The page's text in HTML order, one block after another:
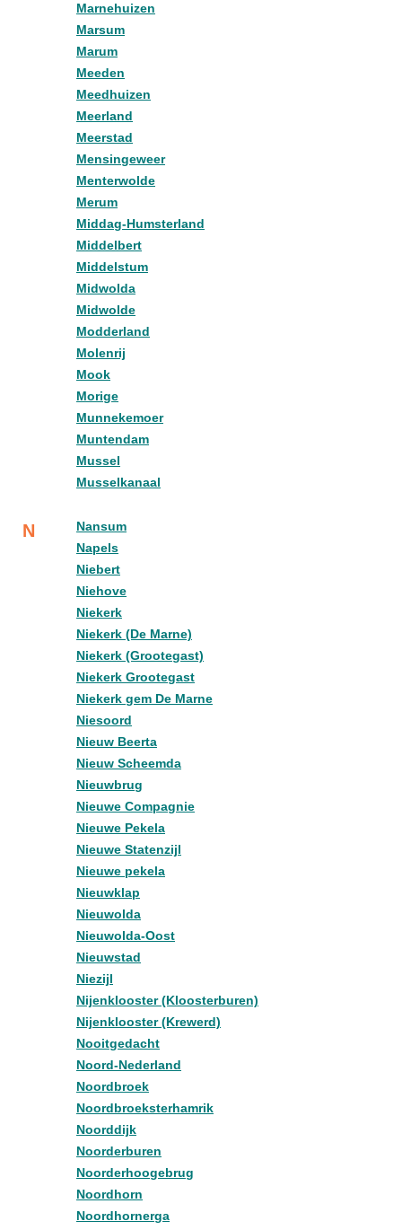
Marnehuizen
Marsum
Marum
Meeden
Meedhuizen
Meerland
Meerstad
Mensingeweer
Menterwolde
Merum
Middag-Humsterland
Middelbert
Middelstum
Midwolda
Midwolde
Modderland
Molenrij
Mook
Morige
Munnekemoer
Muntendam
Mussel
Musselkanaal
N
Nansum
Napels
Niebert
Niehove
Niekerk
Niekerk (De Marne)
Niekerk (Grootegast)
Niekerk Grootegast
Niekerk gem De Marne
Niesoord
Nieuw Beerta
Nieuw Scheemda
Nieuwbrug
Nieuwe Compagnie
Nieuwe Pekela
Nieuwe Statenzijl
Nieuwe pekela
Nieuwklap
Nieuwolda
Nieuwolda-Oost
Nieuwstad
Niezijl
Nijenklooster (Kloosterburen)
Nijenklooster (Krewerd)
Nooitgedacht
Noord-Nederland
Noordbroek
Noordbroeksterhamrik
Noorddijk
Noorderburen
Noorderhoogebrug
Noordhorn
Noordhornerga